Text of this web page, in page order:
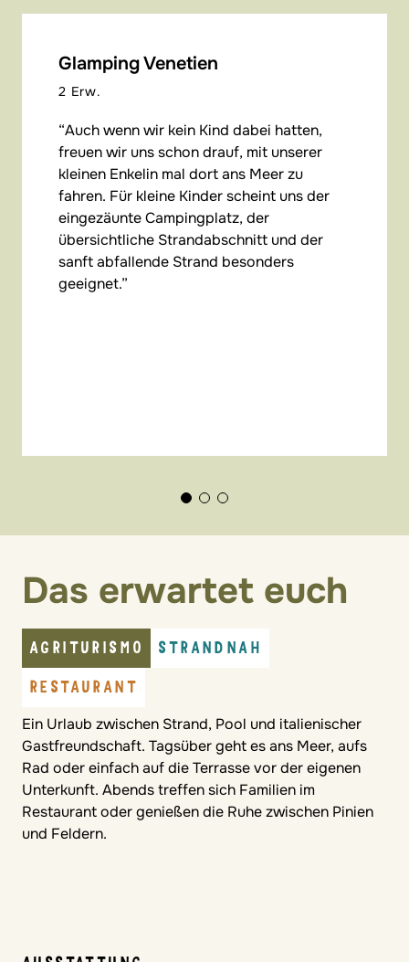
Glamping Venetien
2 Erw.
Auch wenn wir kein Kind dabei hatten,
freuen wir uns schon drauf, mit unserer
kleinen Enkelin mal dort ans Meer zu
fahren. Für kleine Kinder scheint uns der
eingezäunte Campingplatz, der
übersichtliche Strandabschnitt und der
sanft abfallende Strand besonders
geeignet.
Das erwartet euch
AGRITURISMO
STRANDNAH
RESTAURANT
Ein Urlaub zwischen Strand, Pool und italienischer
Gastfreundschaft. Tagsüber geht es ans Meer, aufs
Rad oder einfach auf die Terrasse vor der eigenen
Unterkunft. Abends treffen sich Familien im
Restaurant oder genießen die Ruhe zwischen Pinien
und Feldern.